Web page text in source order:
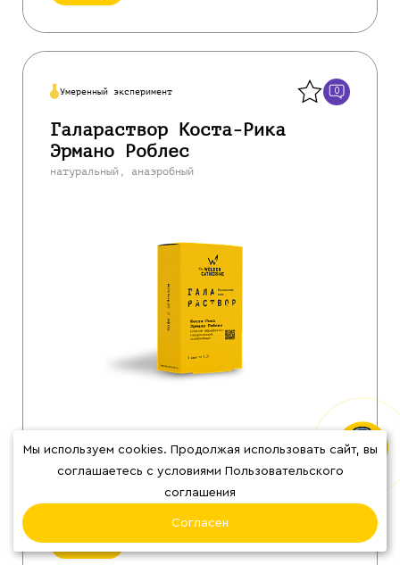
Умеренный эксперимент 0
Галараствор Коста-Рика
Эрмано Роблес
натуральный, анаэробный
сливочного печенья!
Кислотность Сладость Горечь
800₽
Мы используем cookies. Продолжая использовать сайт, вы
соглашаетесь с условиями Пользовательского
соглашения
Согласен